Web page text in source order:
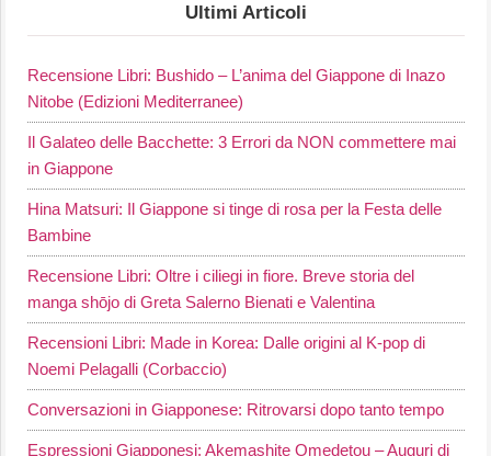
Ultimi Articoli
Recensione Libri: Bushido – L’anima del Giappone di Inazo
Nitobe (Edizioni Mediterranee)
Il Galateo delle Bacchette: 3 Errori da NON commettere mai
in Giappone
Hina Matsuri: Il Giappone si tinge di rosa per la Festa delle
Bambine
Recensione Libri: Oltre i ciliegi in fiore. Breve storia del
manga shōjo di Greta Salerno Bienati e Valentina
Recensioni Libri: Made in Korea: Dalle origini al K-pop di
Noemi Pelagalli (Corbaccio)
Conversazioni in Giapponese: Ritrovarsi dopo tanto tempo
Espressioni Giapponesi: Akemashite Omedetou – Auguri di